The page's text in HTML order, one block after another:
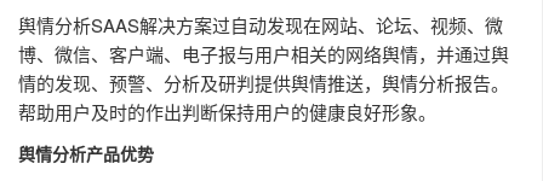
融媒体发布SAAS应用
xportal网站群
xlearning云答题
集团企业融媒体中心解决方案
广电行业融媒体中心解决方案
政府行业地市级融媒体中心解决方案
融媒体中心应用解决方案
历史报刊数据库建设
扫描加工服务
全息数据代加工服务
开发者资源
合作伙伴
了解更多
关于中栖梧桐云
最新动态
舆情分析SAAS解决方案过自动发现在网站、论坛、视频、微
博、微信、客户端、电子报与用户相关的网络舆情，并通过舆
情的发现、预警、分析及研判提供舆情推送，舆情分析报告。
帮助用户及时的作出判断保持用户的健康良好形象。
舆情分析产品优势